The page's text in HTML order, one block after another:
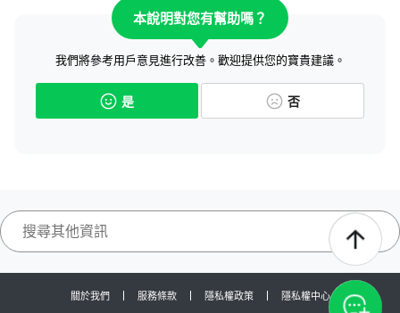
本說明對您有幫助嗎？
我們將參考用戶意見進行改善。歡迎提供您的寶貴建議。
是 否
關於我們 服務條款 隱私權政策 隱私權中心